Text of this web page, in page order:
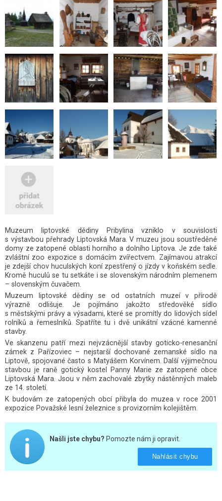
Muzeum liptovské dědiny Pribylina vzniklo v souvislosti
s výstavbou přehrady Liptovská Mara. V muzeu jsou soustředěné
domy ze zatopené oblasti horního a dolního Liptova. Je zde také
zvláštní zoo expozice s domácím zvířectvem. Zajímavou atrakcí
je zdejší chov huculských koní zpestřený o jízdy v koňském sedle.
Kromě huculů se tu setkáte i se slovenským národním plemenem
– slovenským čuvačem.
Muzeum liptovské dědiny se od ostatních muzeí v přírodě
výrazně odlišuje. Je pojímáno jakožto středověké sídlo
s městskými právy a výsadami, které se promítly do lidových sídel
rolníků a řemeslníků. Spatříte tu i dvě unikátní vzácné kamenné
stavby.
Ve skanzenu patří mezi nejvzácnější stavby goticko-renesanční
zámek z Pařízoviec – nejstarší dochované zemanské sídlo na
Liptově, spojované často s Matyášem Korvínem. Další výjimečnou
stavbou je raně gotický kostel Panny Marie ze zatopené obce
Liptovská Mara. Jsou v něm zachovalé zbytky nástěnných maleb
ze 14. století.
K budovám ze zatopených obcí přibyla do muzea v roce 2001
expozice Považské lesní železnice s provizorním kolejištěm.
Našli jste chybu? Pomozte nám ji opravit.
Nahlásit chybu